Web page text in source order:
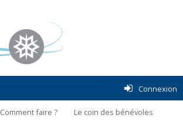
Connexion
Comment faire ? Le coin des bénévoles